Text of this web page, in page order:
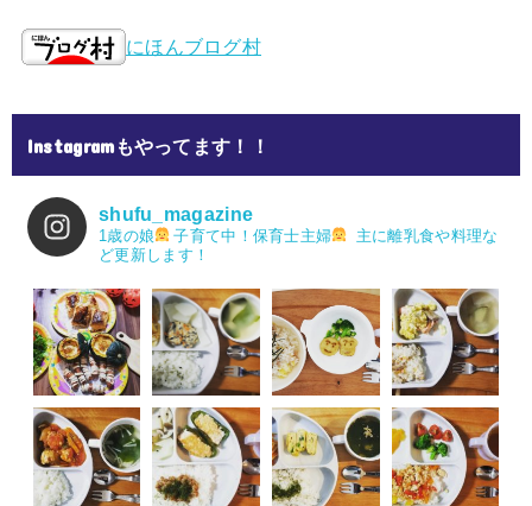
にほんブログ村
Instagramもやってます！！
shufu_magazine
1歳の娘 子育て中！保育士主婦
主に離乳食や料理な
ど更新します！